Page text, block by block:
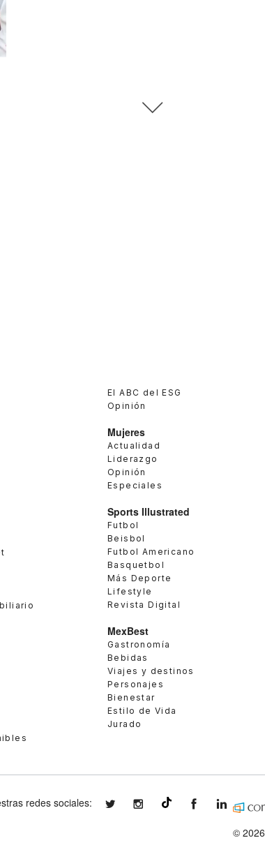
El ABC del ESG
Opinión
Mujeres
Actualidad
Liderazgo
Opinión
Especiales
Sports Illustrated
Futbol
Beisbol
Futbol Americano
Basquetbol
Más Deporte
Lifestyle
Revista Digital
MexBest
Gastronomía
Bebidas
Viajes y destinos
Personajes
Bienestar
Estilo de Vida
Jurado
redes sociales: expansionmxexpansionmx ExpansionMex
©